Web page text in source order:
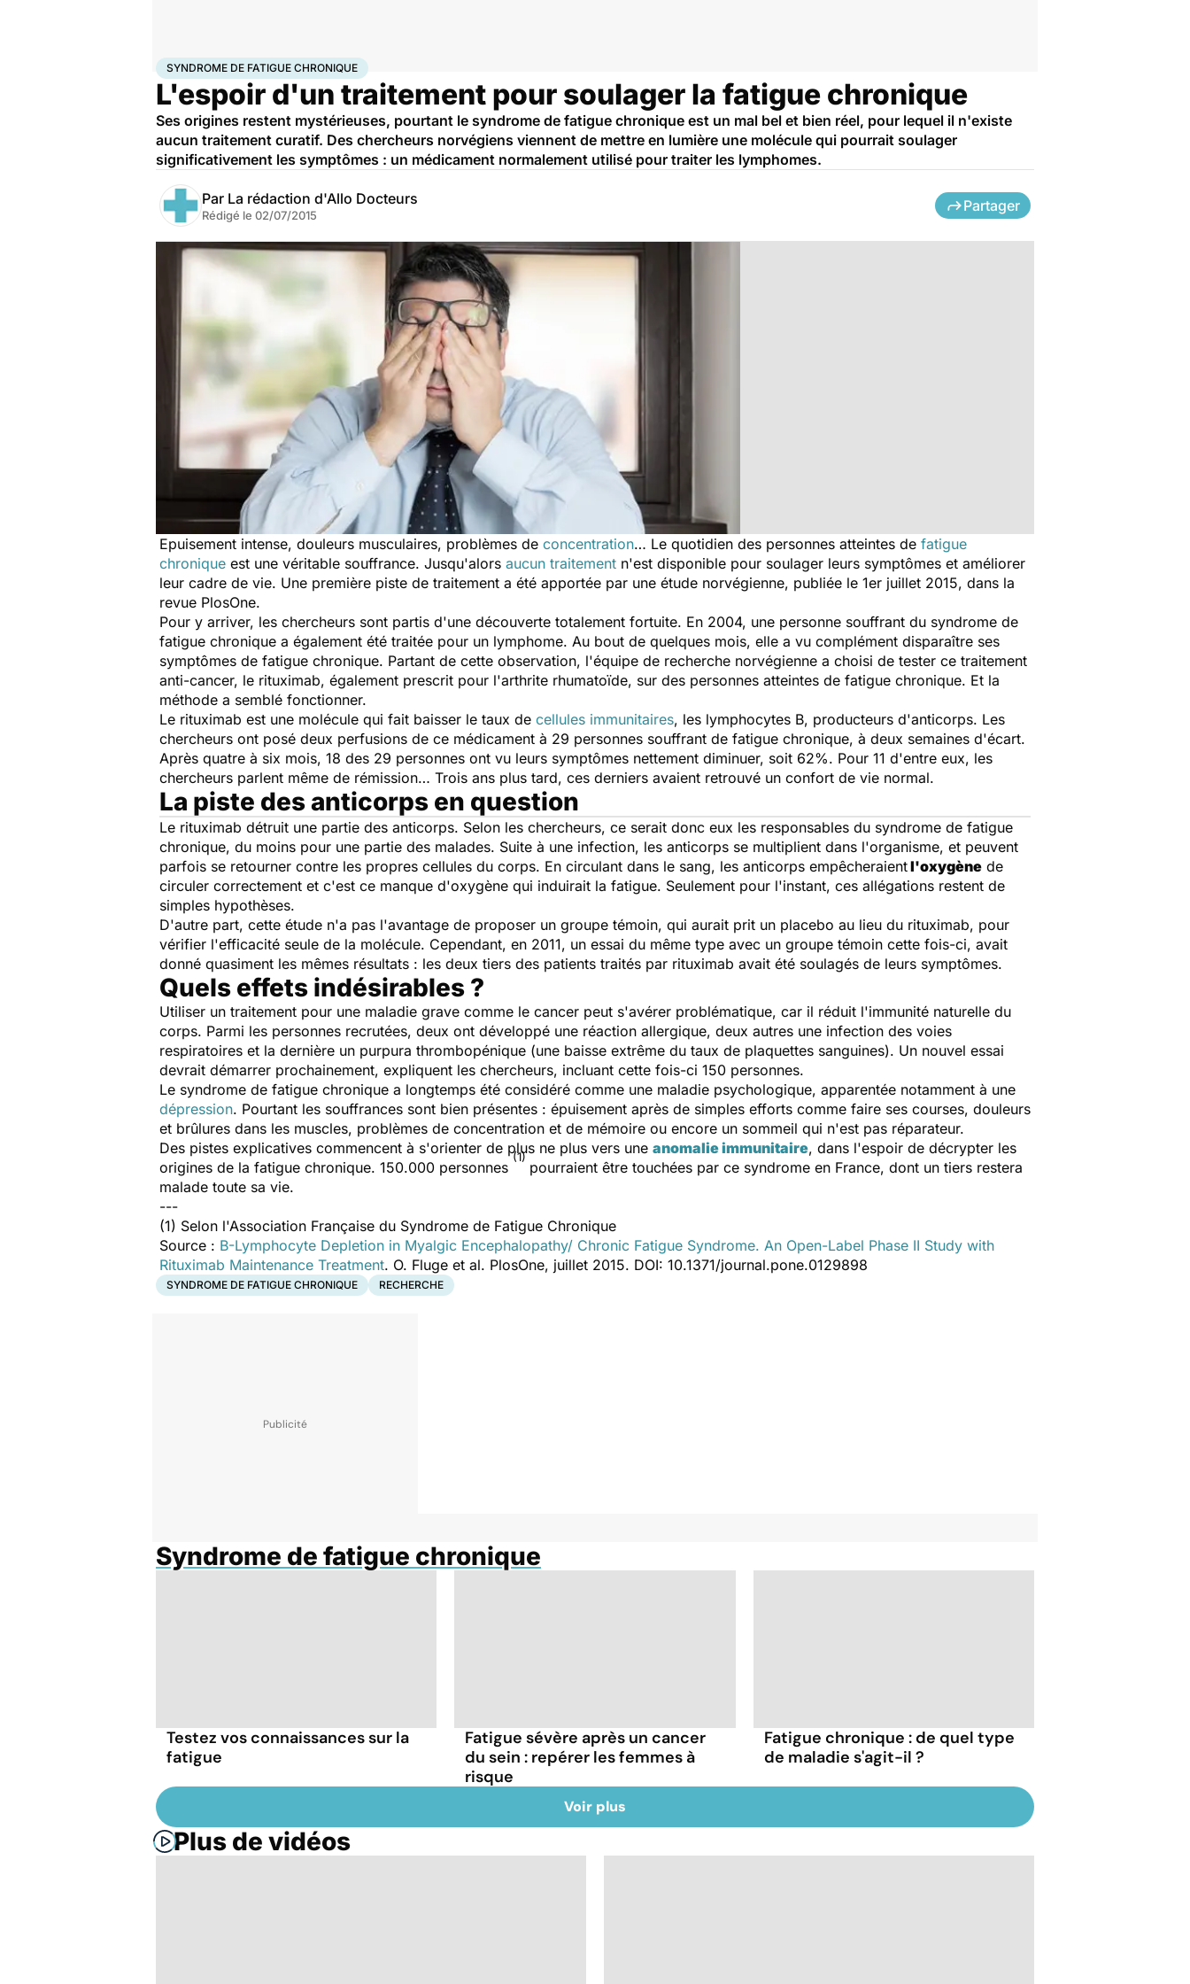
AccueilSantéMaladiesSyndrome de fatigue chronique
SYNDROME DE FATIGUE CHRONIQUE
L'espoir d'un traitement pour soulager la fatigue chronique
Ses origines restent mystérieuses, pourtant le syndrome de fatigue chronique est un mal bel et bien réel, pour lequel il n'existe
aucun traitement curatif. Des chercheurs norvégiens viennent de mettre en lumière une molécule qui pourrait soulager
significativement les symptômes : un médicament normalement utilisé pour traiter les lymphomes.
Par La rédaction d'Allo Docteurs
Rédigé le 02/07/2015
Partager
Epuisement intense, douleurs musculaires, problèmes de concentration… Le quotidien des personnes atteintes de fatigue
chronique est une véritable souffrance. Jusqu'alors aucun traitement n'est disponible pour soulager leurs symptômes et améliorer
leur cadre de vie. Une première piste de traitement a été apportée par une étude norvégienne, publiée le 1er juillet 2015, dans la
revue PlosOne.
Pour y arriver, les chercheurs sont partis d'une découverte totalement fortuite. En 2004, une personne souffrant du syndrome de
fatigue chronique a également été traitée pour un lymphome. Au bout de quelques mois, elle a vu complément disparaître ses
symptômes de fatigue chronique. Partant de cette observation, l'équipe de recherche norvégienne a choisi de tester ce traitement
anti-cancer, le rituximab, également prescrit pour l'arthrite rhumatoïde, sur des personnes atteintes de fatigue chronique. Et la
méthode a semblé fonctionner.
Le rituximab est une molécule qui fait baisser le taux de cellules immunitaires, les lymphocytes B, producteurs d'anticorps. Les
chercheurs ont posé deux perfusions de ce médicament à 29 personnes souffrant de fatigue chronique, à deux semaines d'écart.
Après quatre à six mois, 18 des 29 personnes ont vu leurs symptômes nettement diminuer, soit 62%. Pour 11 d'entre eux, les
chercheurs parlent même de rémission… Trois ans plus tard, ces derniers avaient retrouvé un confort de vie normal.
La piste des anticorps en question
Le rituximab détruit une partie des anticorps. Selon les chercheurs, ce serait donc eux les responsables du syndrome de fatigue
chronique, du moins pour une partie des malades. Suite à une infection, les anticorps se multiplient dans l'organisme, et peuvent
parfois se retourner contre les propres cellules du corps. En circulant dans le sang, les anticorps empêcheraientl'oxygène de
circuler correctement et c'est ce manque d'oxygène qui induirait la fatigue. Seulement pour l'instant, ces allégations restent de
simples hypothèses.
D'autre part, cette étude n'a pas l'avantage de proposer un groupe témoin, qui aurait prit un placebo au lieu du rituximab, pour
vérifier l'efficacité seule de la molécule. Cependant, en 2011, un essai du même type avec un groupe témoin cette fois-ci, avait
donné quasiment les mêmes résultats : les deux tiers des patients traités par rituximab avait été soulagés de leurs symptômes.
Quels effets indésirables ?
Utiliser un traitement pour une maladie grave comme le cancer peut s'avérer problématique, car il réduit l'immunité naturelle du
corps. Parmi les personnes recrutées, deux ont développé une réaction allergique, deux autres une infection des voies
respiratoires et la dernière un purpura thrombopénique (une baisse extrême du taux de plaquettes sanguines). Un nouvel essai
devrait démarrer prochainement, expliquent les chercheurs, incluant cette fois-ci 150 personnes.
Le syndrome de fatigue chronique a longtemps été considéré comme une maladie psychologique, apparentée notamment à une
dépression. Pourtant les souffrances sont bien présentes : épuisement après de simples efforts comme faire ses courses, douleurs
et brûlures dans les muscles, problèmes de concentration et de mémoire ou encore un sommeil qui n'est pas réparateur.
Des pistes explicatives commencent à s'orienter de plus ne plus vers une anomalie immunitaire, dans l'espoir de décrypter les
origines de la fatigue chronique. 150.000 personnes
(1)
pourraient être touchées par ce syndrome en France, dont un tiers restera
malade toute sa vie.
---
(1) Selon l'Association Française du Syndrome de Fatigue Chronique
Source : B-Lymphocyte Depletion in Myalgic Encephalopathy/ Chronic Fatigue Syndrome. An Open-Label Phase II Study with
Rituximab Maintenance Treatment. O. Fluge et al. PlosOne, juillet 2015. DOI: 10.1371/journal.pone.0129898
SYNDROME DE FATIGUE CHRONIQUE RECHERCHE
Syndrome de fatigue chronique
Testez vos connaissances sur la
fatigue
Fatigue sévère après un cancer
du sein : repérer les femmes à
risque
Fatigue chronique : de quel type
de maladie s'agit-il ?
Voir plus
Plus de vidéos